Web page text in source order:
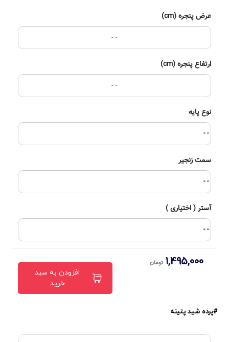
عرض پنجره (cm)
ارتفاع پنجره (cm)
نوع پایه
- -
سمت زنجیر
- -
آستر ( اختیاری )
- -
1,495,000 تومان
افزودن به سبد
خرید
#پرده شید پتینه